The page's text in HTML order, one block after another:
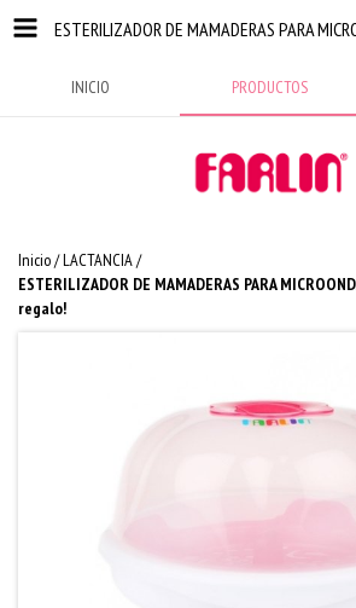
INICIO PRODUCTOS
Inicio/LACTANCIA/
ESTERILIZADOR DE MAMADERAS PARA
regalo!